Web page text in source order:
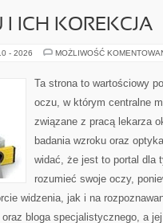
ICH KOREKCJA
- 2026 MOŻLIWOŚĆ
Ta strona to wartościowy
oczu, w którym centralne
związane z pracą lekarza
badania wzroku oraz
widać, że jest to portal dla
rozumieć swoje oczy,
widzenia, jak i na
bloga specjalistycznego, a